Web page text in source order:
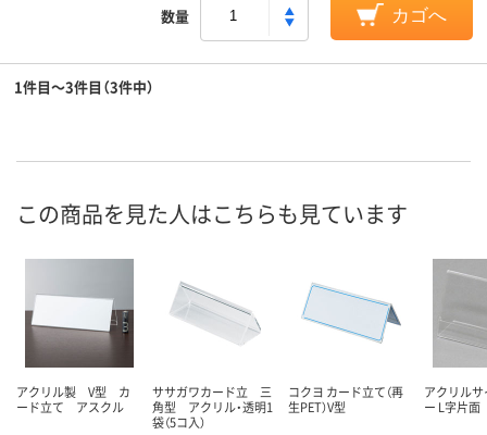
数量 カゴへ
1件目～3件目（3件中）
この商品を見た人はこちらも見ています
アクリル製 V型 カ
ード立て アスクル
ササガワカード立 三
角型 アクリル・透明1
袋（5コ入）
コクヨ カード立て（再
生PET）V型
アクリル
ー L字片面